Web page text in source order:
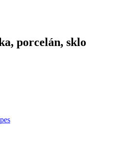
porcelán, sklo